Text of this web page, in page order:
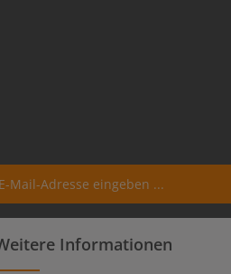
dieDatenschutzbestimmungen
einem Stern (*) markierten Felder sind
Informationen